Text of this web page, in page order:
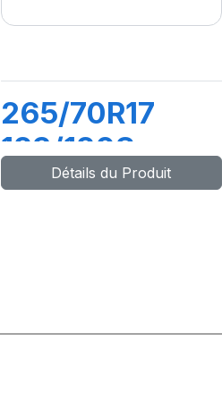
265/70R17
123/120S
AT/TA KO3 LRE
Détails du Produit